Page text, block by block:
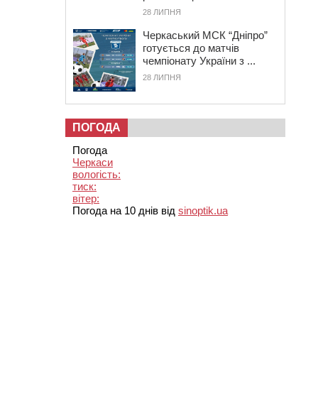
28 ЛИПНЯ
Черкаський МСК “Дніпро”
готується до матчів
чемпіонату України з ...
28 ЛИПНЯ
ПОГОДА
Погода
Черкаси
вологість:
тиск:
вітер:
Погода на 10 днів від sinoptik.ua